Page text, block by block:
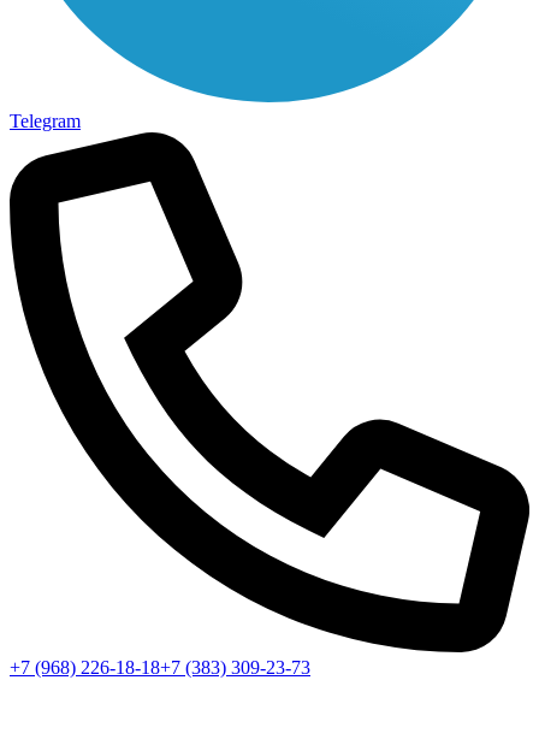
Telegram
+7 (968) 226-18-18+7 (383) 309-23-73